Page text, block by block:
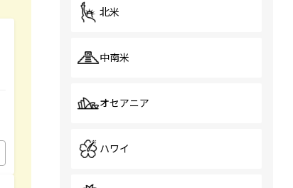
北米
中南米
オセアニア
ハワイ